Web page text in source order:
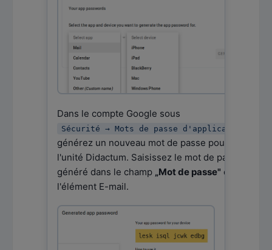
Dans le compte Google sous
Sécurité → Mots de passe d'application
générez un nouveau mot de passe pour
l'unité Didactum. Saisissez le mot de passe
généré dans le champ „Mot de passe" de
l'élément E-mail.